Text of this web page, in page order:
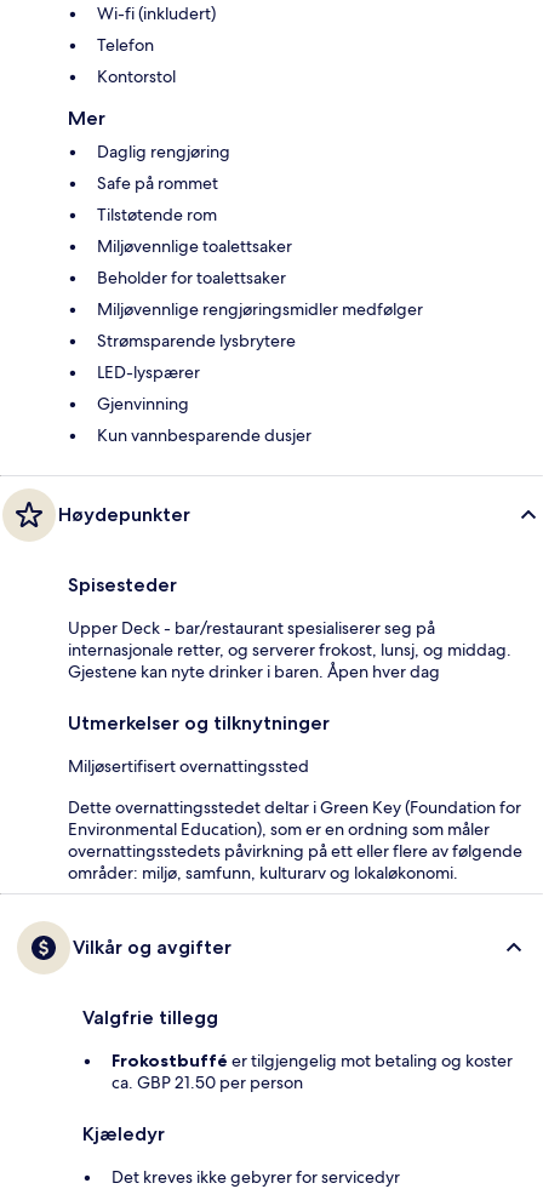
Wi-fi (inkludert)
Telefon
Kontorstol
Mer
Daglig rengjøring
Safe på rommet
Tilstøtende rom
Miljøvennlige toalettsaker
Beholder for toalettsaker
Miljøvennlige rengjøringsmidler medfølger
Strømsparende lysbrytere
LED-lyspærer
Gjenvinning
Kun vannbesparende dusjer
Høydepunkter
Spisesteder
Upper Deck - bar/restaurant spesialiserer seg på
internasjonale retter, og serverer frokost, lunsj, og middag.
Gjestene kan nyte drinker i baren. Åpen hver dag
Utmerkelser og tilknytninger
Miljøsertifisert overnattingssted
Dette overnattingsstedet deltar i Green Key (Foundation for
Environmental Education), som er en ordning som måler
overnattingsstedets påvirkning på ett eller flere av følgende
områder: miljø, samfunn, kulturarv og lokaløkonomi.
Vilkår og avgifter
Valgfrie tillegg
Frokostbuffé er tilgjengelig mot betaling og koster
ca. GBP 21.50 per person
Kjæledyr
Det kreves ikke gebyrer for servicedyr